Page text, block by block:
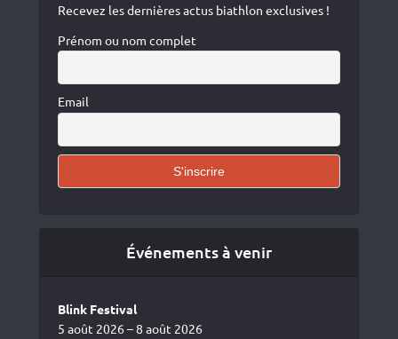
Recevez les dernières actus biathlon exclusives !
Prénom ou nom complet
Email
Événements à venir
Blink Festival
5 août 2026 – 8 août 2026